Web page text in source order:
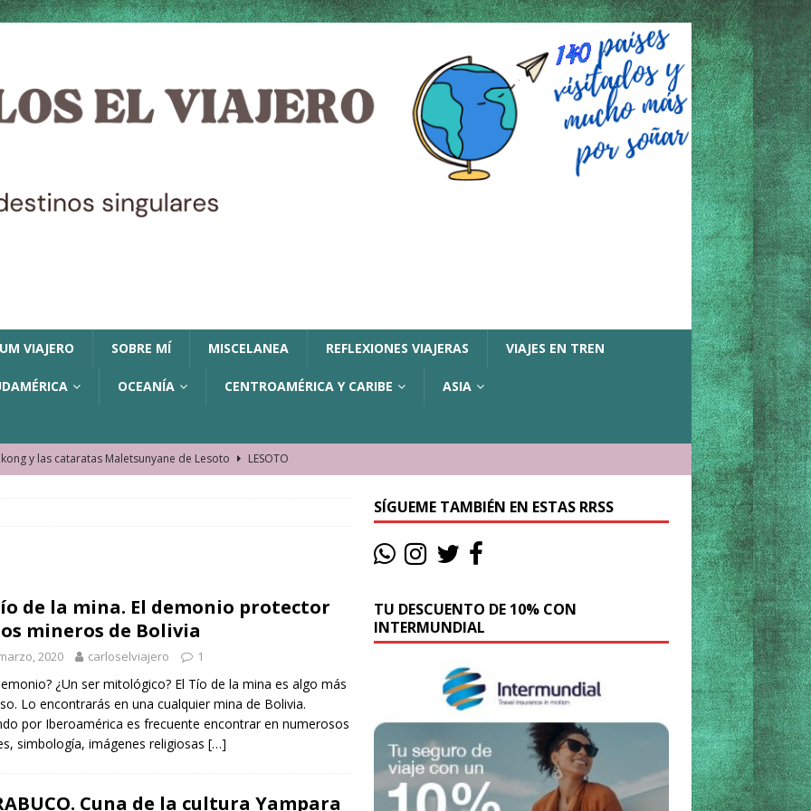
VIAJERO SOBRE MÍ MISCELANEA REFLEXIONES VIAJERAS VIAJES EN TREN
OCEANÍA CENTROAMÉRICA Y CARIBE ASIA
y las cataratas Maletsunyane de Lesoto
LESOTO
La historia de la misteriosa avioneta de la playa
JAMAICA
El barrio más castizo de Malabo GUINEA ECUATORIAL
de la mina. El demonio protector
mineros de Bolivia
2020 carloselviajero 1
¿Un ser mitológico? El Tío de la mina es algo más
Lo encontrarás en una cualquier mina de Bolivia.
por Iberoamérica es frecuente encontrar en numerosos
simbología, imágenes religiosas […]
Cuna de la cultura Yampara
SÍGUEME TAMBIÉN EN ESTAS RRSS
TU DESCUENTO DE 10% CON
INTERMUNDIAL